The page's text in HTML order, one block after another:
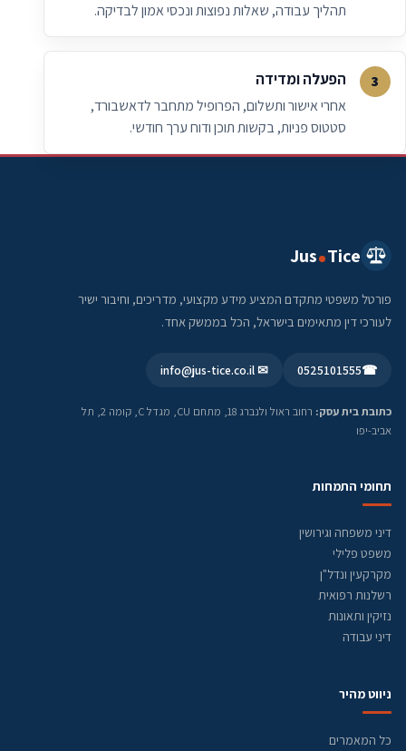
תהליך עבודה, שאלות נפוצות ונכסי אמון לבדיקה.
הפעלה ומדידה
אחרי אישור ותשלום, הפרופיל מתחבר לדאשבורד,
סטטוס פניות, בקשות תוכן ודוח ערך חודשי.
Jus Tice
פורטל משפטי מתקדם המציע מידע מקצועי, מדריכים, וחיבור ישיר
לעורכי דין מתאימים בישראל, הכל בממשק אחד.
☎
0525101555
✉ info@jus-tice.co.il
כתובת בית עסק:
רחוב ראול ולנברג 18, מתחם CU, מגדל C, קומה 2, תל
אביב-יפו
תחומי התמחות
דיני משפחה וגירושין
משפט פלילי
מקרקעין ונדל"ן
רשלנות רפואית
נזיקין ותאונות
דיני עבודה
ניווט מהיר
כל המאמרים